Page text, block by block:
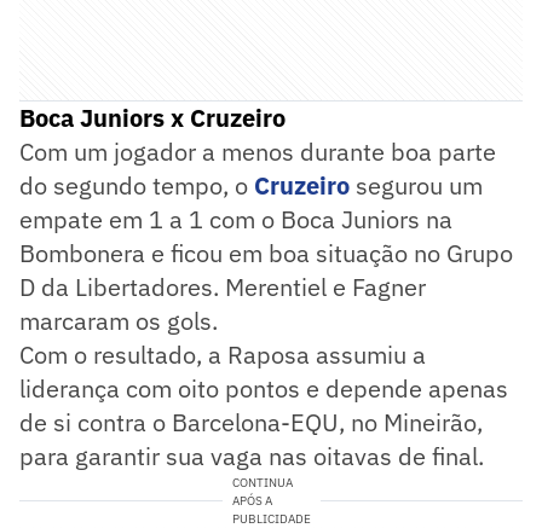
Boca Juniors x Cruzeiro
Com um jogador a menos durante boa parte
do segundo tempo, o Cruzeiro segurou um
empate em 1 a 1 com o Boca Juniors na
Bombonera e ficou em boa situação no Grupo
D da Libertadores. Merentiel e Fagner
marcaram os gols.
Com o resultado, a Raposa assumiu a
liderança com oito pontos e depende apenas
de si contra o Barcelona-EQU, no Mineirão,
para garantir sua vaga nas oitavas de final.
CONTINUA
APÓS A
PUBLICIDADE